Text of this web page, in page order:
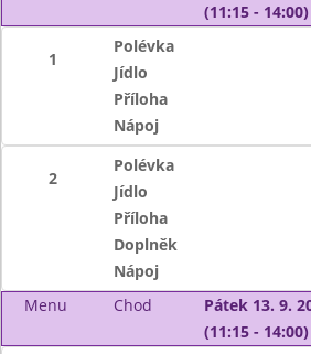
(11:15 - 14:00)
1
Polévka
Jídlo
Příloha
Nápoj
2
Polévka
Jídlo
Příloha
Doplněk
Nápoj
Menu
Chod
Pátek 13. 9.
(11:15 - 14:00)